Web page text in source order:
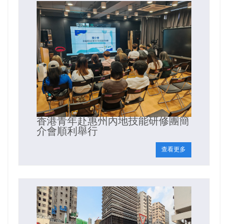
香港青年赴惠州內地技能研修團簡
介會順利舉行
查看更多